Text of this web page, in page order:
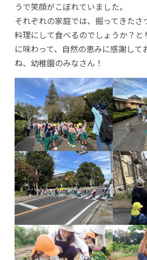
うで笑顔がこぼれていました。
それぞれの家庭では、掘ってきたさ
料理にして食べるのでしょうか？と
に味わって、自然の恵みに感謝して
ね、幼稚園のみなさん！